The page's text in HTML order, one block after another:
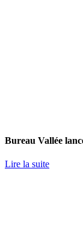
Bureau Vallée
Lire la suite